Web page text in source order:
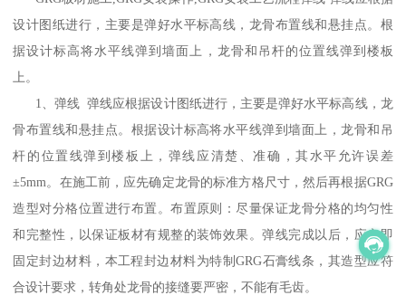
设计图纸进行，主要是弹好水平标高线，龙骨布置线和悬挂点。根
据设计标高将水平线弹到墙面上，龙骨和吊杆的位置线弹到楼板
上。
1、弹线 弹线应根据设计图纸进行，主要是弹好水平标高线，龙
骨布置线和悬挂点。根据设计标高将水平线弹到墙面上，龙骨和吊
杆的位置线弹到楼板上，弹线应清楚、准确，其水平允许误差
±5mm。在施工前，应先确定龙骨的标准方格尺寸，然后再根据GRG
造型对分格位置进行布置。布置原则：尽量保证龙骨分格的均匀性
和完整性，以保证板材有规整的装饰效果。弹线完成以后，应立即
固定封边材料，本工程封边材料为特制GRG石膏线条，其造型应符
合设计要求，转角处龙骨的接缝要严密，不能有毛齿。